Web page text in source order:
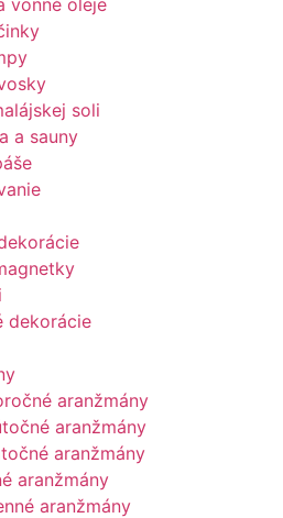
vonné oleje
soli
a sauny
dekorácie
aranžmány
aranžmány
aranžmány
aranžmány
aranžmány